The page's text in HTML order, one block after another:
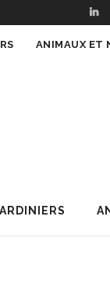
Podcasts – 100
ANIMAUX ET